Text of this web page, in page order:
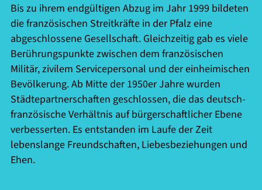
Bis zu ihrem endgültigen Abzug im Jahr 1999 bildeten
die französischen Streitkräfte in der Pfalz eine
abgeschlossene Gesellschaft. Gleichzeitig gab es viele
Berührungspunkte zwischen dem französischen
Militär, zivilem Servicepersonal und der einheimischen
Bevölkerung. Ab Mitte der 1950er Jahre wurden
Städtepartnerschaften geschlossen, die das deutsch-
französische Verhältnis auf bürgerschaftlicher Ebene
verbesserten. Es entstanden im Laufe der Zeit
lebenslange Freundschaften, Liebesbeziehungen und
Ehen.